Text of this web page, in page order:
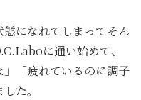
になれてしまってそん
に通い始めて、
「疲れているのに調子
た。